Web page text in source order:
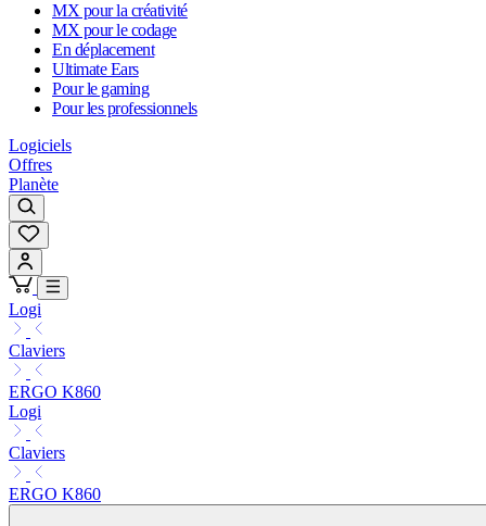
MX pour la créativité
MX pour le codage
En déplacement
Ultimate Ears
Pour le gaming
Pour les professionnels
Logiciels
Offres
Planète
Logi
Claviers
ERGO K860
Logi
Claviers
ERGO K860